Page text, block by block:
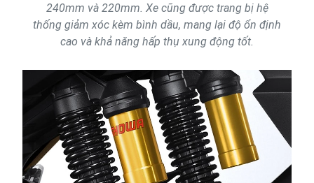
240mm và 220mm. Xe cũng được trang bị hệ
thống giảm xóc kèm bình dầu, mang lại độ ổn định
cao và khả năng hấp thụ xung động tốt.